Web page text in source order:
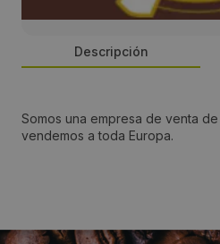
Descripción
Somos una empresa de venta
vendemos a toda Europa.
Jaime Ramos Sanchez